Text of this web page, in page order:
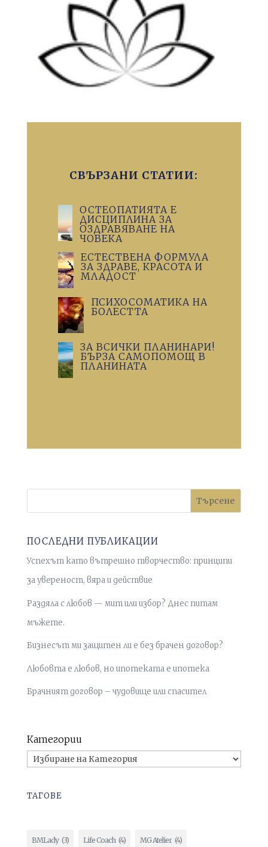
СВЪРЗАНИ СТАТИИ:
ОСТЕОПАТИЯТА Е
ДИСЦИПЛИНА ЗА
ОЗДРАВЯВАНЕ НА
ЧОВЕКА
ЕСТЕСТВЕНА ФОРМУЛА
ЗА ЗДРАВЕ, КРАСОТА И
МЛАДОСТ
ПСИХОСОМАТИКА НА
БОЛЕСТТА
ЗА ВСИЧКИ ПЛАНИНАРИ!
БЪРЗА САМОПОМОЩ В
ПЛАНИНАТА
Търсене
ПОСЛЕДНИ ПУБЛИКАЦИИ
Успехът като вътрешно творчество: принципи
за увереност, вяра и действие
Раздяла с любов — мит или избор? Днес питам
мъжете.
Бизнесът ми защитен ли е без брачен договор?
Любовта е любов, но ипотеката е ипотека
Брачният договор – чудовище или спасител
Категории
ТАГОВЕ
BMLady (3) Life Coach (4) MG Atelier (4)